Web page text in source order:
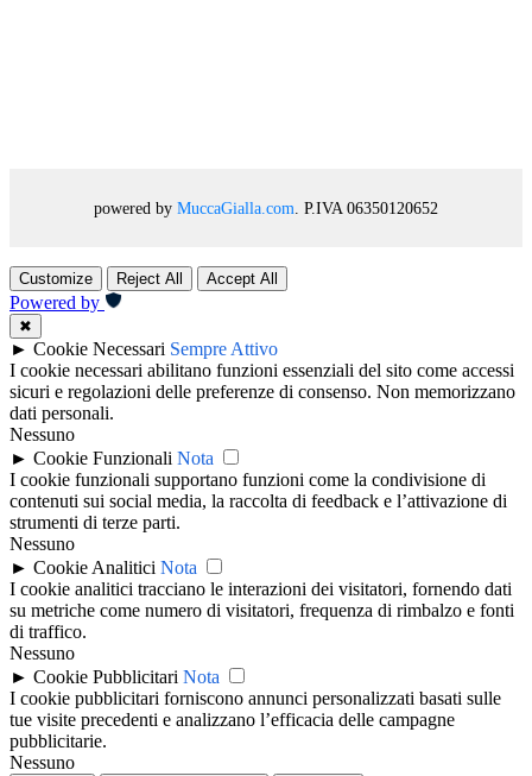
powered by MuccaGialla.com . P.IVA 06350120652
Customize Reject All Accept All
Powered by
✖
► Cookie Necessari Sempre Attivo
I cookie necessari abilitano funzioni essenziali del sito come accessi
sicuri e regolazioni delle preferenze di consenso. Non memorizzano
dati personali.
Nessuno
► Cookie Funzionali Nota
I cookie funzionali supportano funzioni come la condivisione di
contenuti sui social media, la raccolta di feedback e l’attivazione di
strumenti di terze parti.
Nessuno
► Cookie Analitici Nota
I cookie analitici tracciano le interazioni dei visitatori, fornendo dati
su metriche come numero di visitatori, frequenza di rimbalzo e fonti
di traffico.
Nessuno
► Cookie Pubblicitari Nota
I cookie pubblicitari forniscono annunci personalizzati basati sulle
tue visite precedenti e analizzano l’efficacia delle campagne
pubblicitarie.
Nessuno